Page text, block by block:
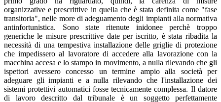
organizzative e prescrittive in quella che è stata definita come "fase
transitoria", nelle more di adeguamento degli impianti alla normativa
antinfortunistica. Sono state ritenute inidonee perchè troppo
generiche le misure prescrittive date per iscritto, è stata ribadita la
necessità di una tempestiva installazione delle griglie di protezione
che impedissero al lavoratore di accedere alla lavorazione con la
macchina accesa e lo stampo in movimento, a nulla rilevando che gli
ispettori avessero concesso un termine ampio alla società per
adeguare gli impianti e a nulla rilevando che l'installazione dei
sistemi protettivi automatici fosse tecnicamente complessa. Il datore
di lavoro descritto dal tribunale è un soggetto perfettamente